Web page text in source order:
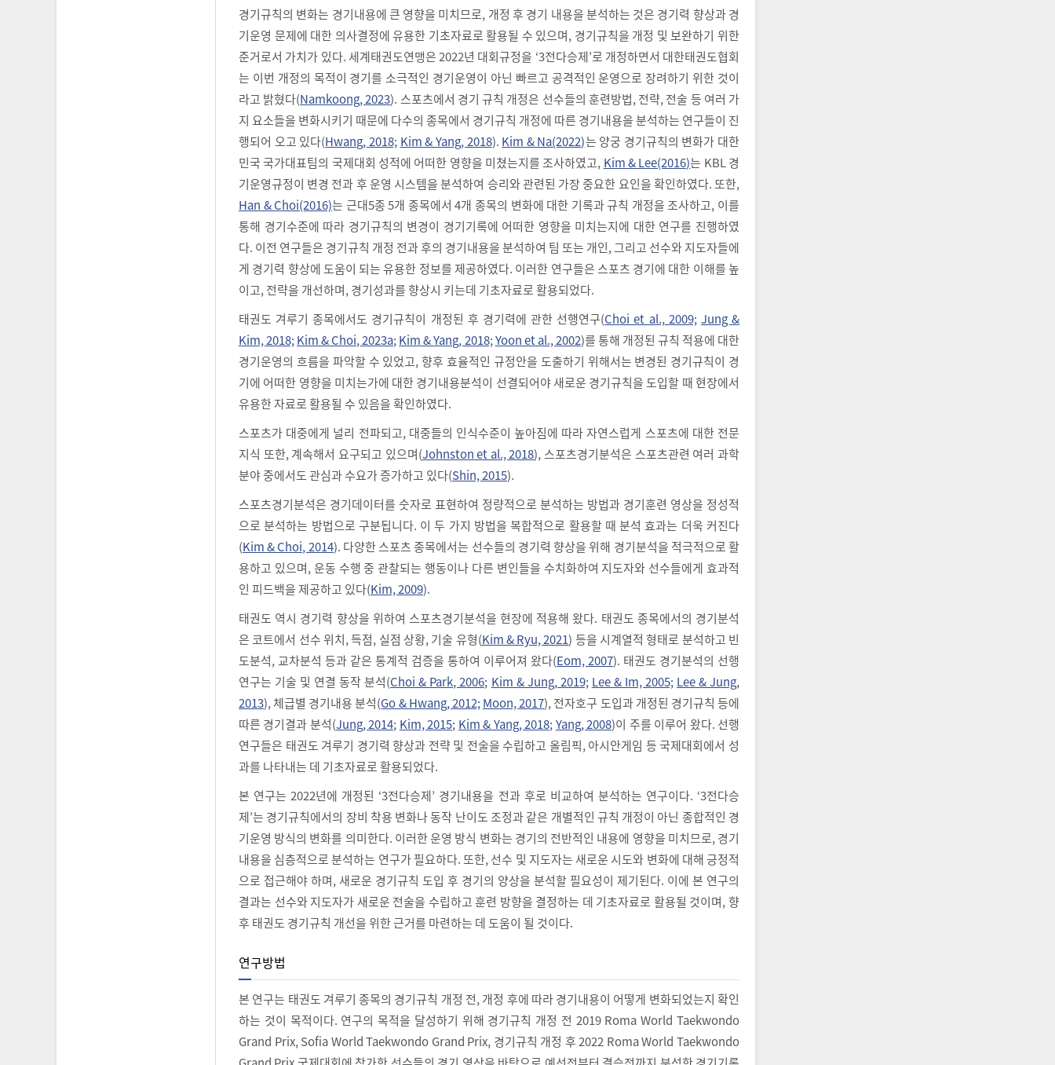
경기규칙의 변화는 경기내용에 큰 영향을 미치므로, 개정 후 경기 내용을 분석하는 것은 경기력 향상과 경
기운영 문제에 대한 의사결정에 유용한 기초자료로 활용될 수 있으며, 경기규칙을 개정 및 보완하기 위한
준거로서 가치가 있다. 세계태권도연맹은 2022년 대회규정을 ‘3전다승제’로 개정하면서 대한태권도협회
는 이번 개정의 목적이 경기를 소극적인 경기운영이 아닌 빠르고 공격적인 운영으로 장려하기 위한 것이
라고 밝혔다(Namkoong, 2023). 스포츠에서 경기 규칙 개정은 선수들의 훈련방법, 전략, 전술 등 여러 가
지 요소들을 변화시키기 때문에 다수의 종목에서 경기규칙 개정에 따른 경기내용을 분석하는 연구들이 진
행되어 오고 있다(Hwang, 2018; Kim & Yang, 2018). Kim & Na(2022)는 양궁 경기규칙의 변화가 대한
민국 국가대표팀의 국제대회 성적에 어떠한 영향을 미쳤는지를 조사하였고, Kim & Lee(2016)는 KBL 경
기운영규정이 변경 전과 후 운영 시스템을 분석하여 승리와 관련된 가장 중요한 요인을 확인하였다. 또한,
Han & Choi(2016)는 근대5종 5개 종목에서 4개 종목의 변화에 대한 기록과 규칙 개정을 조사하고, 이를
통해 경기수준에 따라 경기규칙의 변경이 경기기록에 어떠한 영향을 미치는지에 대한 연구를 진행하였
다. 이전 연구들은 경기규칙 개정 전과 후의 경기내용을 분석하여 팀 또는 개인, 그리고 선수와 지도자들에
게 경기력 향상에 도움이 되는 유용한 정보를 제공하였다. 이러한 연구들은 스포츠 경기에 대한 이해를 높
이고, 전략을 개선하며, 경기성과를 향상시 키는데 기초자료로 활용되었다.
태권도 겨루기 종목에서도 경기규칙이 개정된 후 경기력에 관한 선행연구(Choi et al., 2009; Jung &
Kim, 2018;Kim & Choi, 2023a;Kim & Yang, 2018;Yoon et al., 2002)를 통해 개정된 규칙 적용에 대한
경기운영의 흐름을 파악할 수 있었고, 향후 효율적인 규정안을 도출하기 위해서는 변경된 경기규칙이 경
기에 어떠한 영향을 미치는가에 대한 경기내용분석이 선결되어야 새로운 경기규칙을 도입할 때 현장에서
유용한 자료로 활용될 수 있음을 확인하였다.
스포츠가 대중에게 널리 전파되고, 대중들의 인식수준이 높아짐에 따라 자연스럽게 스포츠에 대한 전문
지식 또한, 계속해서 요구되고 있으며(Johnston et al., 2018), 스포츠경기분석은 스포츠관련 여러 과학
분야 중에서도 관심과 수요가 증가하고 있다(Shin, 2015).
스포츠경기분석은 경기데이터를 숫자로 표현하여 정량적으로 분석하는 방법과 경기훈련 영상을 정성적
으로 분석하는 방법으로 구분됩니다. 이 두 가지 방법을 복합적으로 활용할 때 분석 효과는 더욱 커진다
(Kim & Choi, 2014). 다양한 스포츠 종목에서는 선수들의 경기력 향상을 위해 경기분석을 적극적으로 활
용하고 있으며, 운동 수행 중 관찰되는 행동이나 다른 변인들을 수치화하여 지도자와 선수들에게 효과적
인 피드백을 제공하고 있다(Kim, 2009).
태권도 역시 경기력 향상을 위하여 스포츠경기분석을 현장에 적용해 왔다. 태권도 종목에서의 경기분석
은 코트에서 선수 위치, 득점, 실점 상황, 기술 유형(Kim & Ryu, 2021) 등을 시계열적 형태로 분석하고 빈
도분석, 교차분석 등과 같은 통계적 검증을 통하여 이루어져 왔다(Eom, 2007). 태권도 경기분석의 선행
연구는 기술 및 연결 동작 분석(Choi & Park, 2006; Kim & Jung, 2019; Lee & Im, 2005; Lee & Jung,
2013), 체급별 경기내용 분석(Go & Hwang, 2012;Moon, 2017), 전자호구 도입과 개정된 경기규칙 등에
따른 경기결과 분석(Jung, 2014; Kim, 2015; Kim & Yang, 2018;Yang, 2008)이 주를 이루어 왔다. 선행
연구들은 태권도 겨루기 경기력 향상과 전략 및 전술을 수립하고 올림픽, 아시안게임 등 국제대회에서 성
과를 나타내는 데 기초자료로 활용되었다.
본 연구는 2022년에 개정된 ‘3전다승제’ 경기내용을 전과 후로 비교하여 분석하는 연구이다. ‘3전다승
제’는 경기규칙에서의 장비 착용 변화나 동작 난이도 조정과 같은 개별적인 규칙 개정이 아닌 종합적인 경
기운영 방식의 변화를 의미한다. 이러한 운영 방식 변화는 경기의 전반적인 내용에 영향을 미치므로, 경기
내용을 심층적으로 분석하는 연구가 필요하다. 또한, 선수 및 지도자는 새로운 시도와 변화에 대해 긍정적
으로 접근해야 하며, 새로운 경기규칙 도입 후 경기의 양상을 분석할 필요성이 제기된다. 이에 본 연구의
결과는 선수와 지도자가 새로운 전술을 수립하고 훈련 방향을 결정하는 데 기초자료로 활용될 것이며, 향
후 태권도 경기규칙 개선을 위한 근거를 마련하는 데 도움이 될 것이다.
연구방법
본 연구는 태권도 겨루기 종목의 경기규칙 개정 전, 개정 후에 따라 경기내용이 어떻게 변화되었는지 확인
하는 것이 목적이다. 연구의 목적을 달성하기 위해 경기규칙 개정 전 2019 Roma World Taekwondo
Grand Prix, Sofia World Taekwondo Grand Prix, 경기규칙 개정 후 2022 Roma World Taekwondo